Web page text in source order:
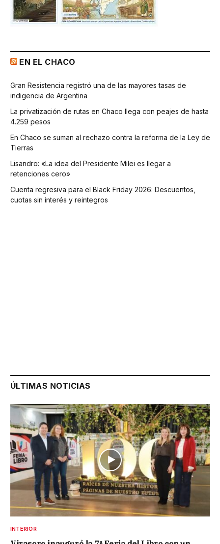
EN EL CHACO
Gran Resistencia registró una de las mayores tasas de
indigencia de Argentina
La privatización de rutas en Chaco llega con peajes de hasta
4.259 pesos
En Chaco se suman al rechazo contra la reforma de la Ley de
Tierras
Lisandro: «La idea del Presidente Milei es llegar a
retenciones cero»
Cuenta regresiva para el Black Friday 2026: Descuentos,
cuotas sin interés y reintegros
ÚLTIMAS NOTICIAS
INTERIOR